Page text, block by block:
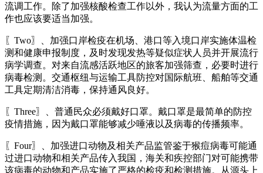
流调工作。除了加强核酸检查工作以外，我认为流量方面的工
作也应该要适当加强。
〖Two〗、加强口岸检疫在机场、港口等入境口岸实施体温检
测和健康申报制度，及时发现发热等疑似症状人员并开展流行
病学调查。对来自流感活跃地区的旅客加强筛查，必要时进行
病毒检测。交通枢纽与运输工具防控对国际航班、船舶等交通
工具定期清洁消毒，保持通风良好。
〖Three〗、普通民众必须戴好口罩。戴口罩是最简单的防控
疫情措施，因为戴口罩能够减少唾液以及病毒的传播频率。
〖Four〗、加强进口动物及相关产品监管鉴于猴痘病毒可能通
过进口动物和相关产品传入我国，海关和疾控部门对可能携带
该病毒的动物和产品实施了严格的检疫和检测措施。从源头上